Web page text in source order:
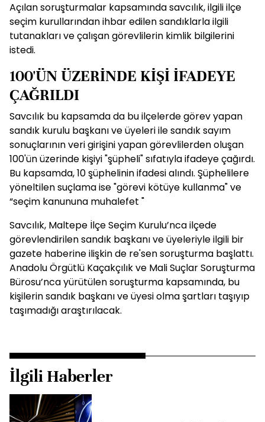
Açılan soruşturmalar kapsamında savcılık, ilgili ilçe
seçim kurullarından ihbar edilen sandıklarla ilgili
tutanakları ve çalışan görevlilerin kimlik bilgilerini
istedi.
100'ÜN ÜZERİNDE KİŞİ İFADEYE
ÇAĞRILDI
Savcılık bu kapsamda da bu ilçelerde görev yapan
sandık kurulu başkanı ve üyeleri ile sandık sayım
sonuçlarının veri girişini yapan görevlilerden oluşan
100'ün üzerinde kişiyi "şüpheli" sıfatıyla ifadeye çağırdı.
Bu kapsamda, 10 şüphelinin ifadesi alındı. Şüphelilere
yöneltilen suçlama ise "görevi kötüye kullanma" ve
“seçim kanununa muhalefet "
Savcılık, Maltepe İlçe Seçim Kurulu’nca ilçede
görevlendirilen sandık başkanı ve üyeleriyle ilgili bir
gazete haberine ilişkin de re'sen soruşturma başlattı.
Anadolu Örgütlü Kaçakçılık ve Mali Suçlar Soruşturma
Bürosu’nca yürütülen soruşturma kapsamında, bu
kişilerin sandık başkanı ve üyesi olma şartları taşıyıp
taşımadığı araştırılacak.
İlgili Haberler